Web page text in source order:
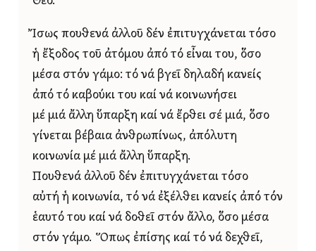
Ἴσως πουθενά ἀλλοῦ δέν ἐπιτυγχάνεται τόσο
ἡ ἔξοδος τοῦ ἀτόμου ἀπό τό εἶναι του, ὅσο
μέσα στόν γάμο: τό νά βγεῖ δηλαδή κανείς
ἀπό τό καβούκι του καί νά κοινωνήσει
μέ μιά ἄλλη ὕπαρξη καί νά ἔρθει σέ μιά, ὅσο
γίνεται βέβαια ἀνθρωπίνως, ἀπόλυτη
κοινωνία μέ μιά ἄλλη ὕπαρξη.
Πουθενά ἀλλοῦ δέν ἐπιτυγχάνεται τόσο
αὐτή ἡ κοινωνία, τό νά ἐξέλθει κανείς ἀπό τόν
ἑαυτό του καί νά δοθεῖ στόν ἄλλο, ὅσο μέσα
στόν γάμο. Ὅπως ἐπίσης καί τό νά δεχθεῖ,